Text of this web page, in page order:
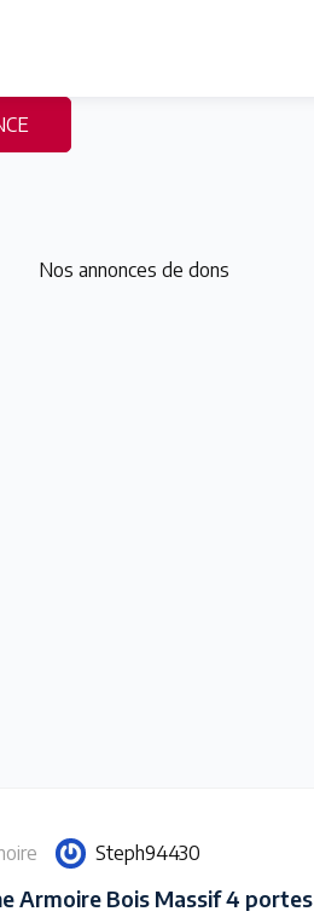
Nos annonces de dons
Steph94430
Armoire Bois Massif 4 portes